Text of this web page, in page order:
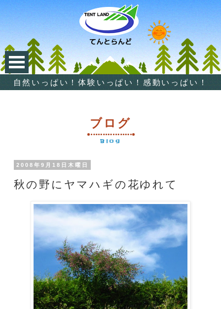
自然いっぱい！体験いっぱい！感動いっぱい！
ブログ
Blog
2008年9月18日木曜日
秋の野にヤマハギの花ゆれて